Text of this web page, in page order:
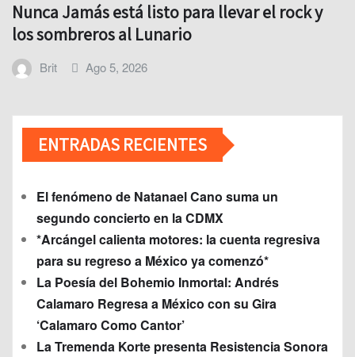
Nunca Jamás está listo para llevar el rock y
los sombreros al Lunario
Brit Ago 5, 2026
ENTRADAS RECIENTES
El fenómeno de Natanael Cano suma un
segundo concierto en la CDMX
*Arcángel calienta motores: la cuenta regresiva
para su regreso a México ya comenzó*
La Poesía del Bohemio Inmortal: Andrés
Calamaro Regresa a México con su Gira
‘Calamaro Como Cantor’
La Tremenda Korte presenta Resistencia Sonora